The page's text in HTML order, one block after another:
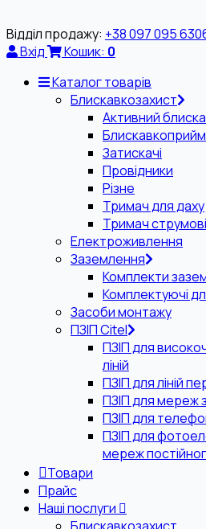
Відділ продажу: +38 097 095
Вхід
Кошик: 0
Каталог товарів
Блискавкозахист
Активний
Затискачі
Провідники
Різне
Тримач для даху
Тримач
Електроживлення
Заземлення
Комплекти
Комплектуючі
Засоби монтажу
ПЗІП Citel
ПЗІП для
ліній
ПЗІП для ліній
ПЗІП для мереж
ПЗІП для
ПЗІП для
мереж
Товари
Прайс
Наші послуги